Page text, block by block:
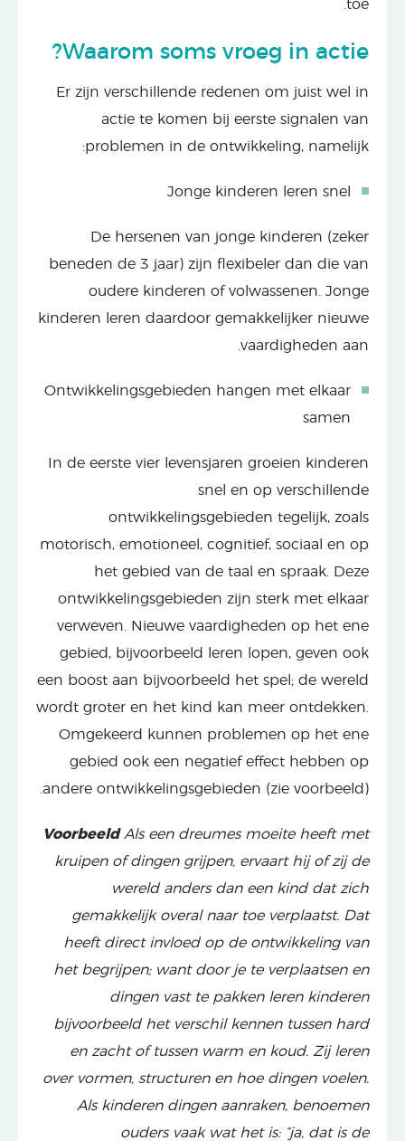
toe.
Waarom soms vroeg in actie?
Er zijn verschillende redenen om juist wel in
actie te komen bij eerste signalen van
problemen in de ontwikkeling, namelijk:
Jonge kinderen leren snel
De hersenen van jonge kinderen (zeker
beneden de 3 jaar) zijn flexibeler dan die van
oudere kinderen of volwassenen. Jonge
kinderen leren daardoor gemakkelijker nieuwe
vaardigheden aan.
Ontwikkelingsgebieden hangen met elkaar
samen
In de eerste vier levensjaren groeien kinderen
snel en op verschillende
ontwikkelingsgebieden tegelijk, zoals
motorisch, emotioneel, cognitief, sociaal en op
het gebied van de taal en spraak. Deze
ontwikkelingsgebieden zijn sterk met elkaar
verweven. Nieuwe vaardigheden op het ene
gebied, bijvoorbeeld leren lopen, geven ook
een boost aan bijvoorbeeld het spel; de wereld
wordt groter en het kind kan meer ontdekken.
Omgekeerd kunnen problemen op het ene
gebied ook een negatief effect hebben op
andere ontwikkelingsgebieden (zie voorbeeld).
VoorbeeldAls een dreumes moeite heeft met
kruipen of dingen grijpen, ervaart hij of zij de
wereld anders dan een kind dat zich
gemakkelijk overal naar toe verplaatst. Dat
heeft direct invloed op de ontwikkeling van
het begrijpen; want door je te verplaatsen en
dingen vast te pakken leren kinderen
bijvoorbeeld het verschil kennen tussen hard
en zacht of tussen warm en koud. Zij leren
over vormen, structuren en hoe dingen voelen.
Als kinderen dingen aanraken, benoemen
ouders vaak wat het is: “ja, dat is de